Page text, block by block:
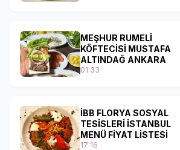
MEŞHUR RUMELİ
KÖFTECİSİ MUSTAFA
ALTINDAĞ ANKARA
01:33
İBB FLORYA SOSYAL
TESİSLERİ İSTANBUL
MENÜ FİYAT LİSTESİ
17:16